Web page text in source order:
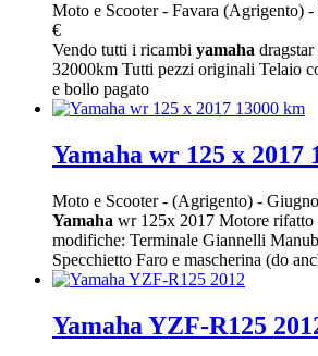
Moto e Scooter- Favara (Agrigento) -
€
Vendo tutti i ricambi yamaha
32000km Tutti pezzi originali Telaio
e bollo pagato
Yamaha wr 125 x 2017
Moto e Scooter- (Agrigento) -
Yamaha wr 125x 2017 Motore rifatto
modifiche: Terminale Giannelli
Specchietto Faro e mascherina (do
Yamaha YZF-R125